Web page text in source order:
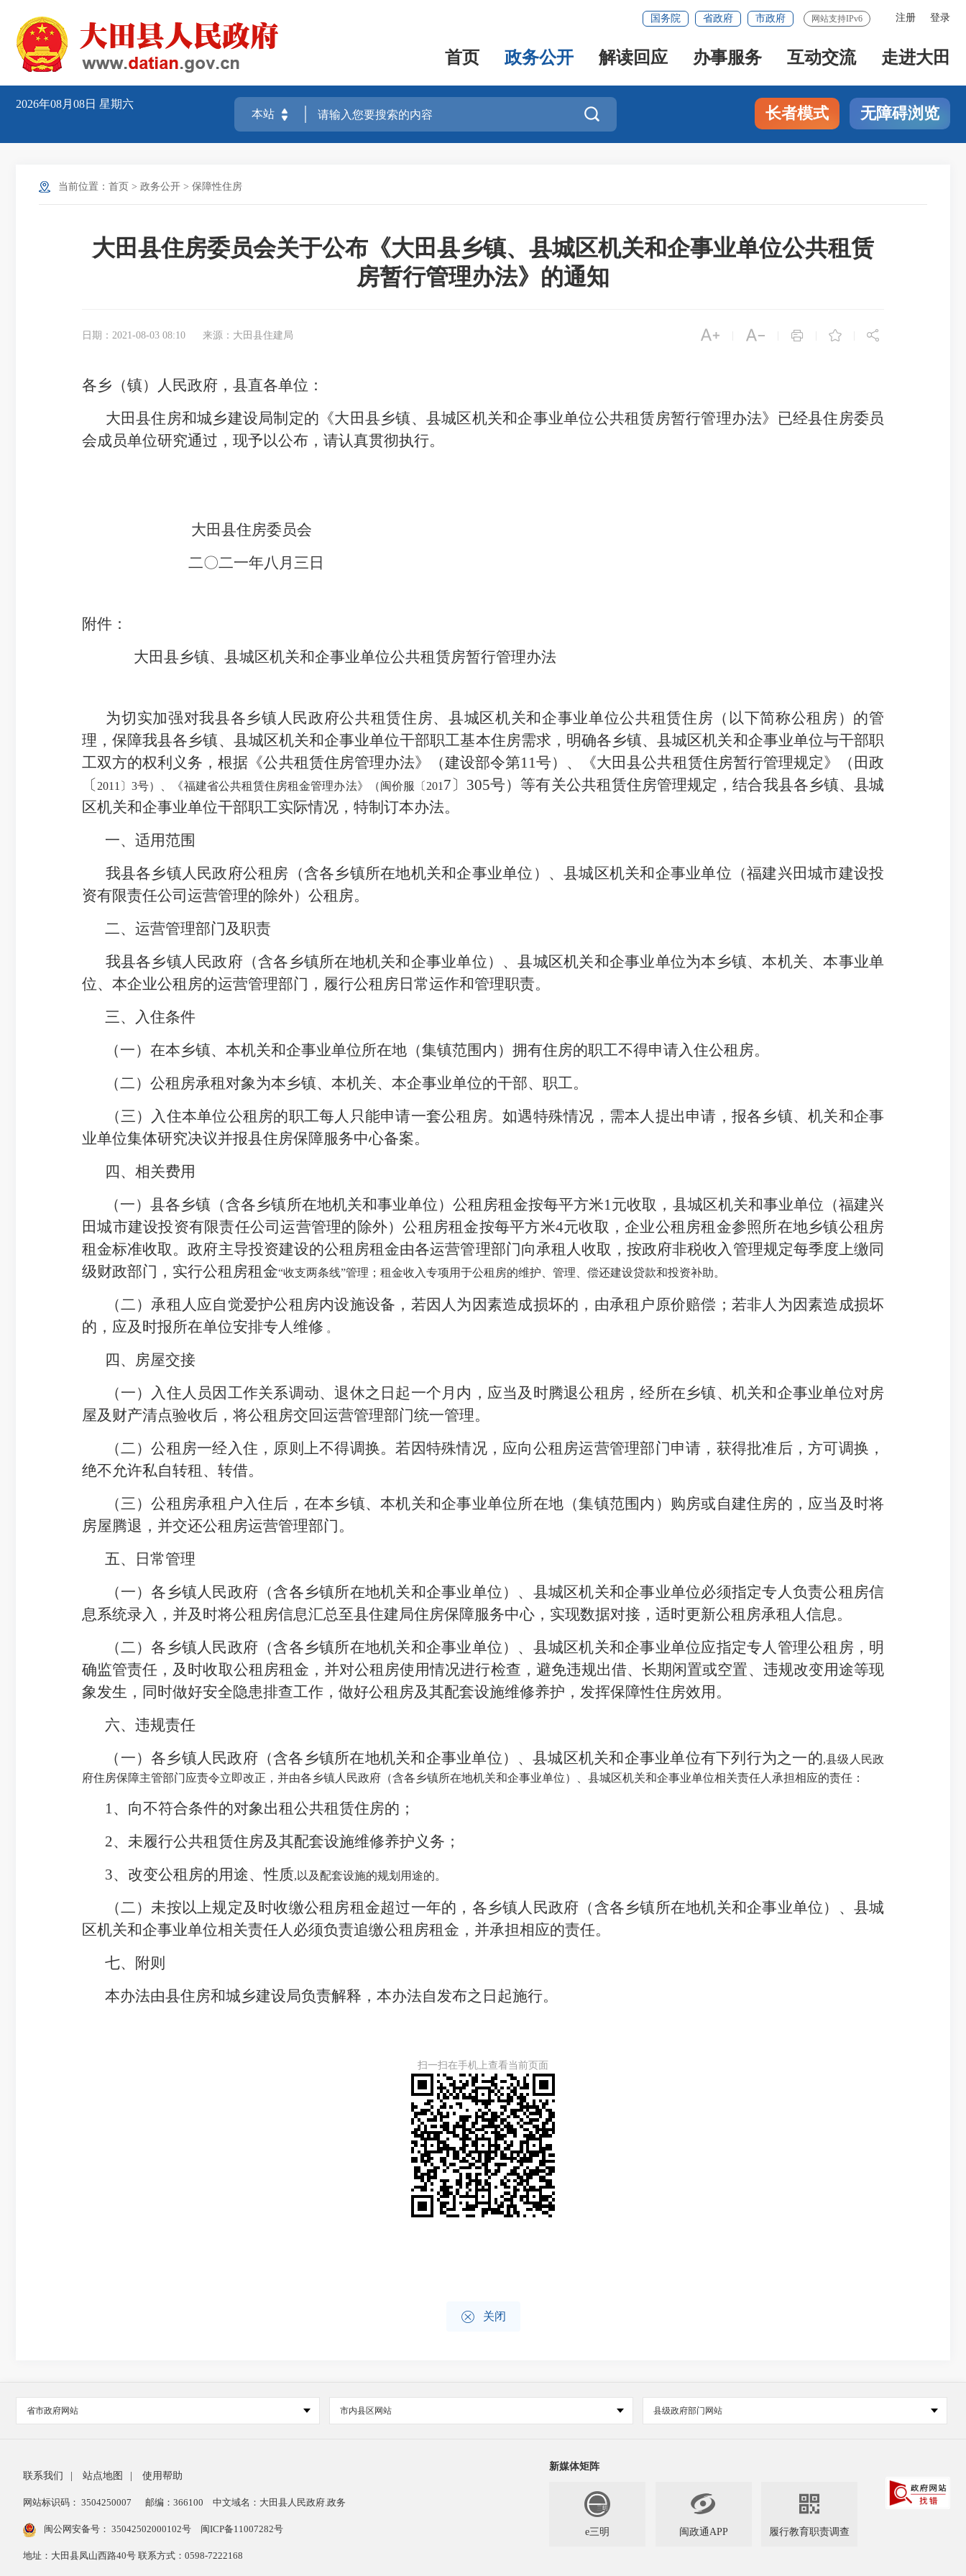
注册 登录
国务院 省政府 市政府 网站支持IPv6
首页 政务公开 解读回应 办事服务 互动交流 走进大田
2026年08月08日 星期六
 长者模式 无障碍浏览
当前位置： 首页 > 政务公开 > 保障性住房
大田县住房委员会关于公布《大田县乡镇、县城区机关和企事业单位公共租赁
房暂行管理办法》的通知
日期：2021-08-03 08:10 来源：大田县住建局     
各乡（镇）人民政府，县直各单位：
大田县住房和城乡建设局制定的 《大田县乡镇、县城区机关和企事业单位公共租赁房暂行管理办法》
已经县住房委员
会成员单位研究通过，现予以公布，请认真贯彻执行。
大田县住房委员会
二〇二一年八 月 三 日
附件：
大田县乡镇、县城区机关和企事业单位公共租赁房暂行管理办法
为切实加强对我县各乡镇人民政府公共租赁住房、县城区机关和企事业单位公共租赁住房（以下简称公租房） 的管
理，保障我县各乡镇、县城区机关和企事业单位干部职工基本住房需求，明确各乡镇、县城区机关和企事业单位与干部职
工双方的权利义务，根据《公共租赁住房管理办法》（建设部令第11号）、《大田县公共租赁住房暂行管理规定》（田政
〔2011〕3号）、《福建省公共租赁住房租金管理办法》（闽价服〔201 7〕 305号）等有关公共租赁住房管理规定，结合我县各乡镇、县城
区机关和企事业单位干部职工实际情况，特制订本办法。
一、适用范围
我县各乡镇人民政府公租房（含各乡镇所在地机关和企事业单位）、县城区机关和企事业单位（福建兴田城市建设投
资有限责任公司运营管理的除外）公租房。
二、运营管理部门及职责
我县各乡镇人民政府（含各乡镇所在地机关和企事业单位）、县城区机关和企事业单位为本乡镇、本机关、本事业单
位、本企业公租房的运营管理部门，履行公租房日常运作和管理职责。
三、
入住条件
（一）在本乡镇、本机关和企事业单位所在地（集镇范围内） 拥有住房的职工不得申请入住公租房。
（二）公租房承租对象为本乡镇、本机关、本企事业单位的干部、职工。
（三）入住本单位公租房的职工每人只能申请一套公租房。 如遇特殊情况，需本人提出申请，报各乡镇、机关和企事
业单位集体研究决议并报县住房保障服务中心备案。
四、 相关费用
（一）县各乡镇（含各乡镇所在地机关和事业单位）公租房租金按每平方米1元收取， 县城区机关和事业单位（福建兴
田城市建设投资有限责任公司运营管理的除外）公租房租金按每平方米4元收取，企业公租房租金参照所在地乡镇公租房
租金标准收取。政府主导投资建设的公租房租金由各运营管理部门向承租人收取，按政府非税收入管理规定每季度上缴同
级财政部门，实行公租房租金“收支两条线”管理；租金收入专项用于公租房的维护、管理、偿还建设贷款和投资补助。
（二）承租人应自觉爱护公租房内设施设备，若因人为因素造成损坏的，由承租 户原价赔偿 ； 若非人为因素造成损坏
的，应及时报所在单位安排专人维修 。
四、房屋交接
（一）入住人员因工作关系调动、退休之日起一个月内 ，应当及时腾退公租房，经所在乡镇、机关和企事业单位对房
屋及财产清点验收后，将公租房交回运营管理部门统一管理。
（二）公租房一经入住，原则上不得调换。若因特殊情况，应向公租房运营管理部门申请，获得批准后，方可调换，
绝不允许私自转租、转借。
（三）公租房承租 户入住后，在本乡镇、本机关和企事业单位所在地（集镇范围内） 购房或自建住房的，应当及时将
房屋腾退 ，并交还公租房运营管理部门。
五、日常管理
（一）各乡镇人民政府（含各乡镇所在地机关和企事业单位）、县城区机关和企事业单位必须指定专人负责公租房信
息系统录入，并及时将公租房信息汇总至县住建局住房保障服务中心，实现数据对接，适时更新公租房承租人信息。
（二）各乡镇人民政府（含各乡镇所在地机关和企事业单位）、县城区机关和企事业单位应指定专人管理公租房，明
确监管责任，及时收取公租房租金，并对公租房使用情况进行检查，避免违规出借、长期闲置或空置、违规改变用途等现
象发生，同时做好安全隐患排查工作，做好公租房及其配套设施维修养护，发挥保障性住房效用。
六、违规责任
（一）各乡镇人民政府（含各乡镇所在地机关和企事业单位）、县城区机关和企事业单位有下列行为之一的,县级人民政
府住房保障主管部门应责令立即改正，并由各乡镇人民政府（含各乡镇所在地机关和企事业单位）、县城区机关和企事业单位相关责任人承担相应的责任：
1、 向不符合条件的对象出租公共租赁住房的；
2、 未履行公共租赁住房及其配套设施维修养护义务；
3、 改变公租房的用途、性质,以及配套设施的规划用途的。
（二）未按以上规定及时收缴公租房租金超过一年的， 各乡镇人民政府（含各乡镇所在地机关和企事业单位）、县城
区机关和企事业单位相关责任人必须负责追缴公租房租金，并承担相应的责任。
七、附则
本办法由县住房和城乡建设局负责解释，本办法自发布之日起施行。
扫一扫在手机上查看当前页面
 关闭
省市政府网站 市内县区网站 县级政府部门网站
联系我们 站点地图 使用帮助
网站标识码： 3504250007 邮编：366100 中文域名：大田县人民政府.政务
闽公网安备号： 35042502000102号 闽ICP备11007282号
地址：大田县凤山西路40号 联系方式：0598-7222168
新媒体矩阵
e三明

闽政通APP

履行教育职责调查